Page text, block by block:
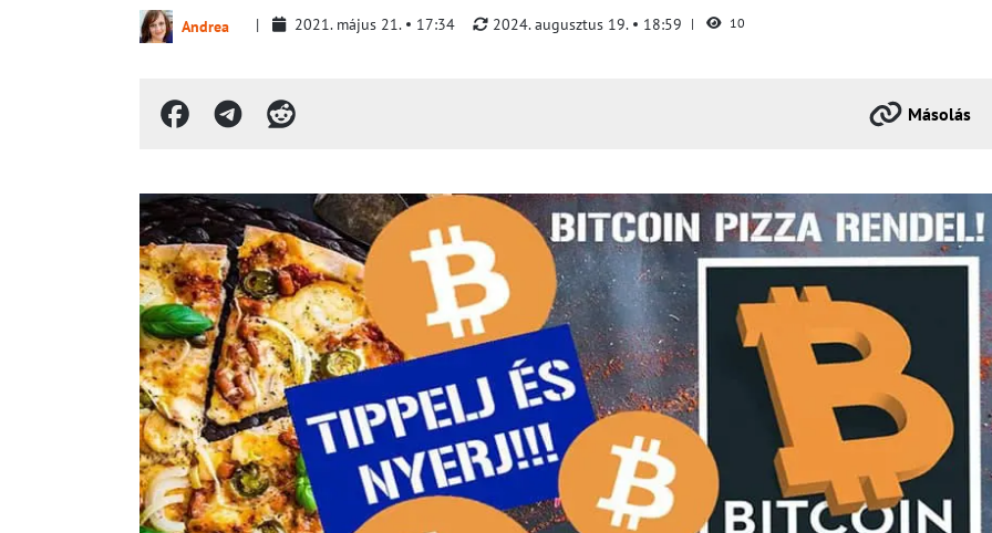
Andrea 2021. május 21. 17:34 2024. augusztus 19. 18:59 10
Másolás